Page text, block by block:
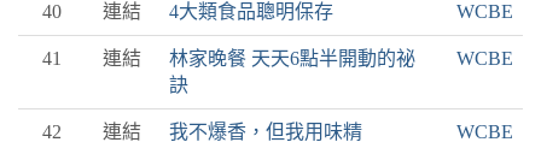
40 連結 4大類食品聰明保存 WCBE
41 連結
林家晚餐 天天6點半開動的祕
訣
WCBE
42 連結 我不爆香，但我用味精 WCBE